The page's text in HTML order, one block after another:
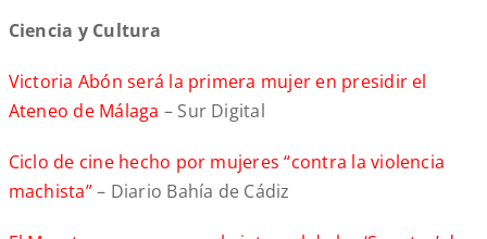
Ciencia y Cultura
Victoria Abón será la primera mujer en presidir el
Ateneo de Málaga – Sur Digital
Ciclo de cine hecho por mujeres “contra la violencia
machista”– Diario Bahía de Cádiz